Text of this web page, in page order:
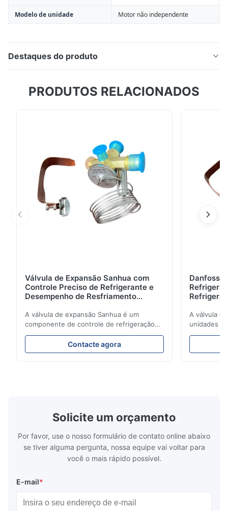
Modelo de unidade Motor não independente
Destaques do produto
até 32m³. Apresenta acionamento eficiente do motor,
PRODUTOS RELACIONADOS
Válvula de Expansão Sanhua com
Controle Preciso de Refrigerante e
Desempenho de Resfriamento
Refrigeração Veicular
A válvula de expansão Sanhua é um
componente de controle de refrigeração
de alto desempenho projetado para
unidades de refrigeração de caminhões,
vans refrigeradas e sistemas de transporte
Contacte agora
Danfoss
A válvula
unidades
regula com
Solicite um orçamento
Por favor, use o nosso formulário de contato online abaixo
se tiver alguma pergunta, nossa equipe vai voltar para
você o mais rápido possível.
E-mail*